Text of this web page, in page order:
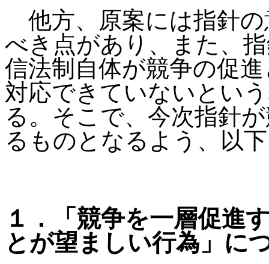
他方、原案には指針
べき点があり、また、
信法制自体が競争の促
対応できていないとい
る。そこで、今次指針
るものとなるよう、以
１．「競争を一層促進
とが望ましい行為」に